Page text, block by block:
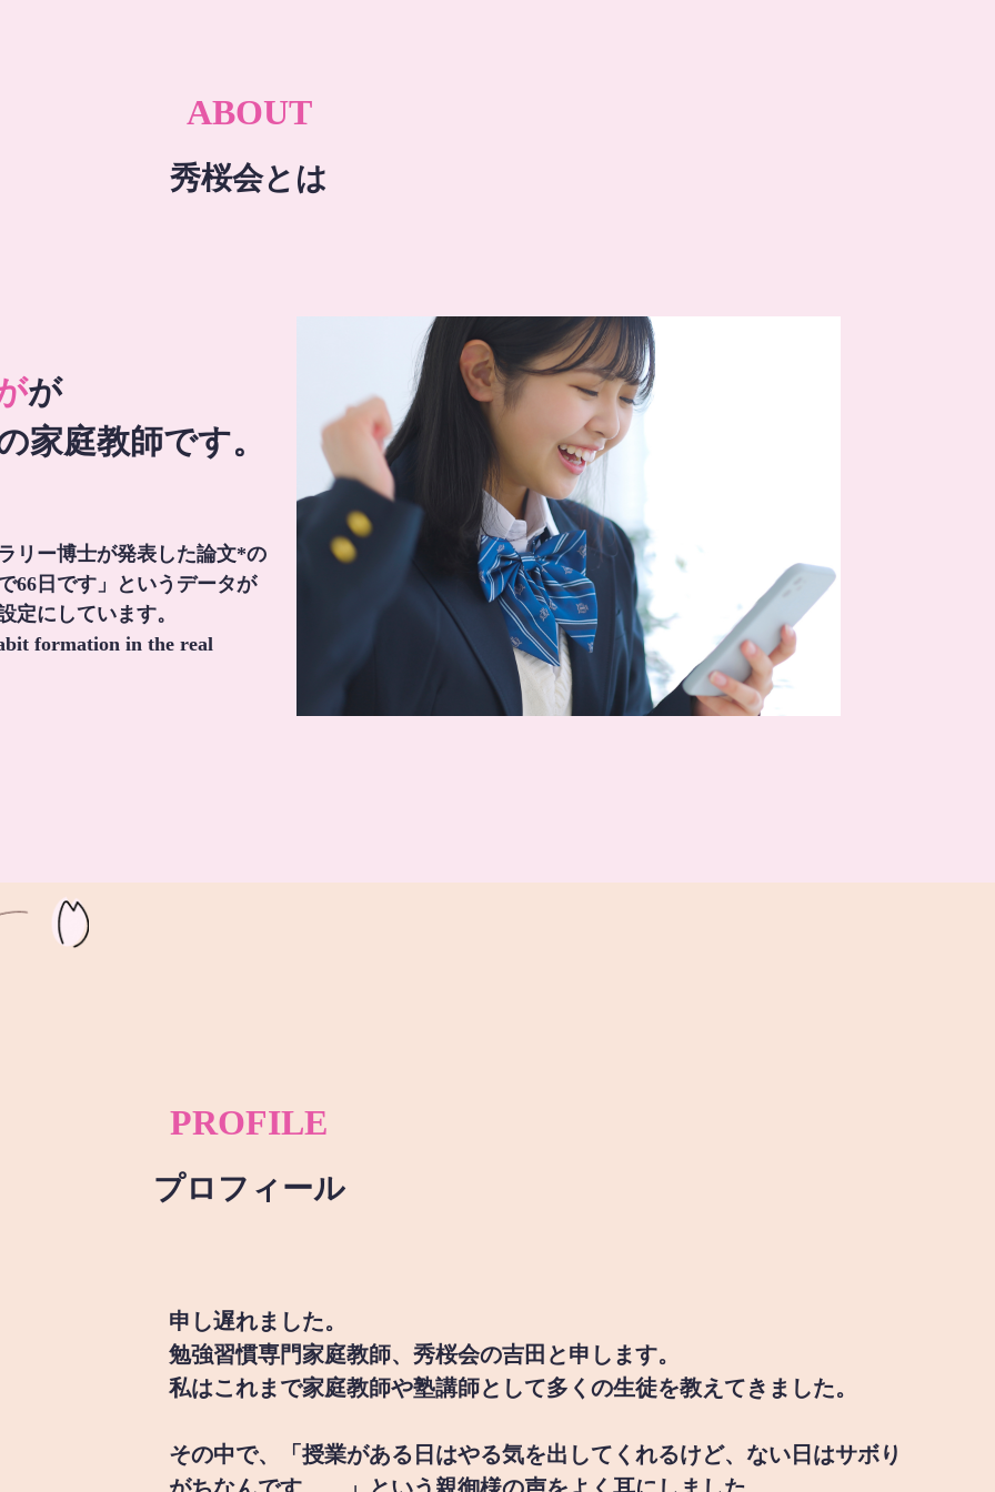
ABOUT
秀桜会とは
が
家庭教師です。
リー博士が発表した論文*の
66日です」というデータが
定にしています。
formation in the real
PROFILE
プロフィール
申し遅れました。
勉強習慣専門家庭教師、秀桜会の吉田と申します。
私はこれまで家庭教師や塾講師として多くの生徒を教えてきました。
その中で、「授業がある日はやる気を出してくれるけど、ない日はサボり